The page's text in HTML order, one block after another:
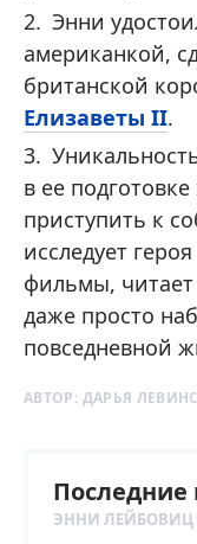
Энни
американкой,
британской
Елизаветы II.
в ее
приступить к
исследует
фильмы, читает
даже просто
повседневной
АВТОР: ДАРЬЯ
Последние
ЭННИ ЛЕЙБОВИЦ